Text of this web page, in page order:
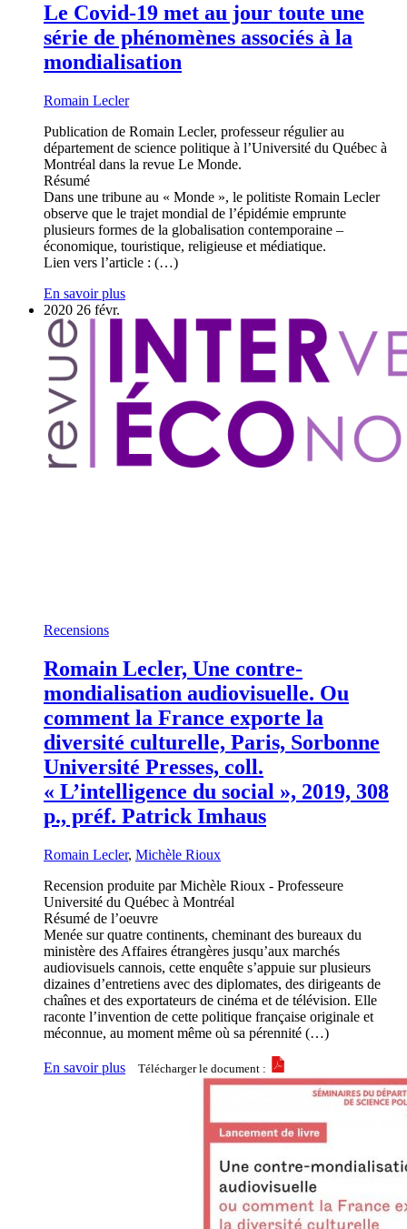
Le Covid-19 met au jour toute une
série de phénomènes associés à la
mondialisation
Romain Lecler
Publication de Romain Lecler, professeur régulier au
département de science politique à l’Université du Québec à
Montréal dans la revue Le Monde.
Résumé
Dans une tribune au « Monde », le politiste Romain Lecler
observe que le trajet mondial de l’épidémie emprunte
plusieurs formes de la globalisation contemporaine –
économique, touristique, religieuse et médiatique.
Lien vers l’article : (…)
En savoir plus
2020 26 févr.
Recensions
Romain Lecler, Une contre-
mondialisation audiovisuelle. Ou
comment la France exporte la
diversité culturelle, Paris, Sorbonne
Université Presses, coll.
« L’intelligence du social », 2019, 308
p., préf. Patrick Imhaus
Romain Lecler, Michèle Rioux
Recension produite par Michèle Rioux - Professeure
Université du Québec à Montréal
Résumé de l’oeuvre
Menée sur quatre continents, cheminant des bureaux du
ministère des Affaires étrangères jusqu’aux marchés
audiovisuels cannois, cette enquête s’appuie sur plusieurs
dizaines d’entretiens avec des diplomates, des dirigeants de
chaînes et des exportateurs de cinéma et de télévision. Elle
raconte l’invention de cette politique française originale et
méconnue, au moment même où sa pérennité (…)
En savoir plus Télécharger le document :